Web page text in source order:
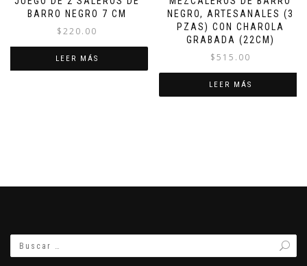
BARRO NEGRO 7 CM
$220.00
LEER MÁS
NEGRO, ARTESANALES (3
PZAS) CON CHAROLA
GRABADA (22CM)
$515.00
LEER MÁS